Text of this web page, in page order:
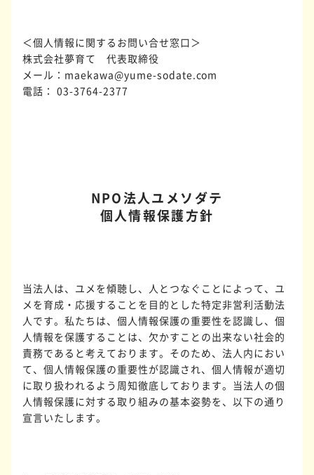
＜個人情報に関するお問い合せ窓口＞
株式会社夢育て 代表取締役
メール：maekawa@yume-sodate.com
電話： 03-3764-2377
NPO法人ユメソダテ
個人情報保護方針
当法人は、ユメを傾聴し、人とつなぐことによって、ユ
メを育成・応援することを目的とした特定非営利活動法
人です。私たちは、個人情報保護の重要性を認識し、個
人情報を保護することは、欠かすことの出来ない社会的
責務であると考えております。そのため、法人内におい
て、個人情報保護の重要性が認識され、個人情報が適切
に取り扱われるよう周知徹底しております。当法人の個
人情報保護に対する取り組みの基本姿勢を、以下の通り
宣言いたします。